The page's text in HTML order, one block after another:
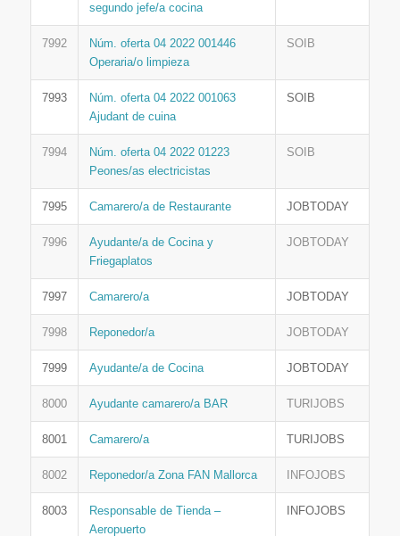
segundo jefe/a cocina
7992
Núm. oferta 04 2022 001446
Operaria/o limpieza
SOIB
7993
Núm. oferta 04 2022 001063
Ajudant de cuina
SOIB
7994
Núm. oferta 04 2022 01223
Peones/as electricistas
SOIB
7995 Camarero/a de Restaurante JOBTODAY
7996
Ayudante/a de Cocina y
Friegaplatos
JOBTODAY
7997 Camarero/a JOBTODAY
7998 Reponedor/a JOBTODAY
7999 Ayudante/a de Cocina JOBTODAY
8000 Ayudante camarero/a BAR TURIJOBS
8001 Camarero/a TURIJOBS
8002 Reponedor/a Zona FAN Mallorca INFOJOBS
8003
Responsable de Tienda –
Aeropuerto
INFOJOBS